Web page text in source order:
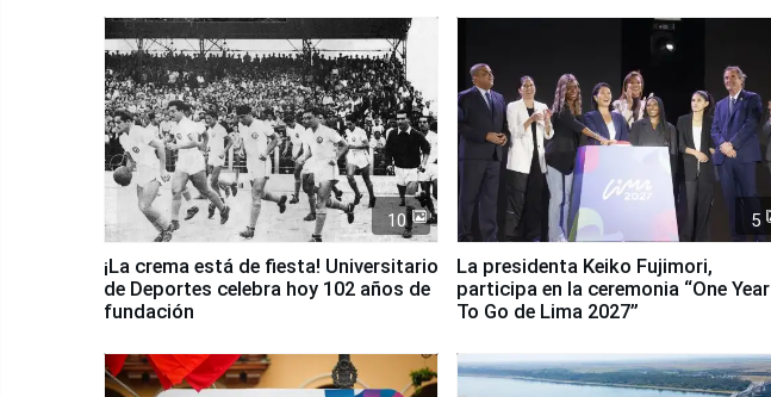
10
¡La crema está de fiesta! Universitario
de Deportes celebra hoy 102 años de
fundación
5
La presidenta Keiko Fujimori,
participa en la ceremonia “One Year
To Go de Lima 2027”